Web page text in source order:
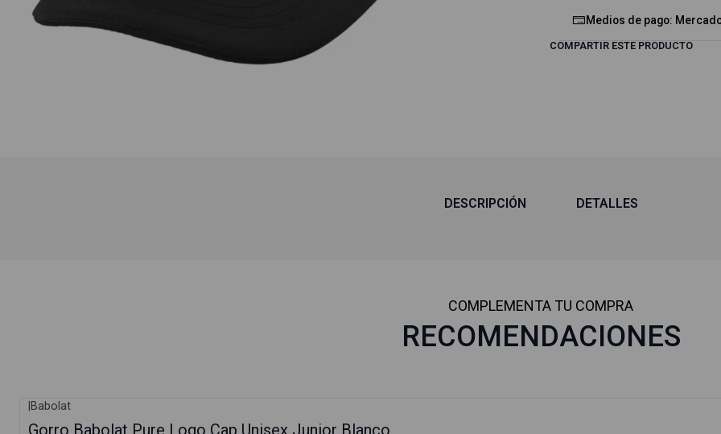
Medios de pago:
COMPARTIR ESTE PRODUCTO
DESCRIPCIÓN DETALLES
COMPLEMENTA TU COMPRA
RECOMENDACIONES
Babolat
Gorro Babolat Pure Logo Cap Unisex Junior Blanco